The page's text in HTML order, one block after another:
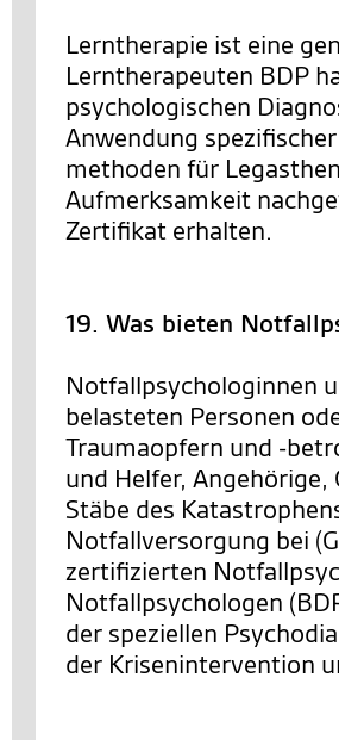
Lerntherapie ist eine
Lerntherapeuten BDP
psychologischen
Anwendung
methoden für
Aufmerksamkeit
Zertifikat erhalten.
19. Was bieten
Notfallpsychologinnen
belasteten Personen
Traumaopfern und -
und Helfer,
Stäbe des
Notfallversorgung bei
zertifizierten
Notfallpsychologen
der speziellen
der Krisenintervention